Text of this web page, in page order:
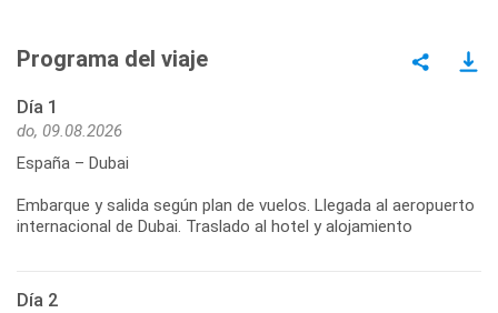
Programa del viaje
Día 1
do, 09.08.2026
España – Dubai
Embarque y salida según plan de vuelos. Llegada al aeropuerto
internacional de Dubai. Traslado al hotel y alojamiento
Día 2